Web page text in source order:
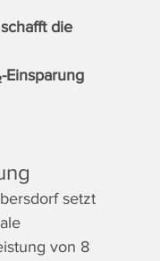
die
setzt
von 8